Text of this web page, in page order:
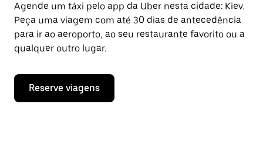
Agende um táxi pelo app da Uber nesta cidade: Kiev.
Peça uma viagem com até 30 dias de antecedência
para ir ao aeroporto, ao seu restaurante favorito ou a
qualquer outro lugar.
Reserve viagens